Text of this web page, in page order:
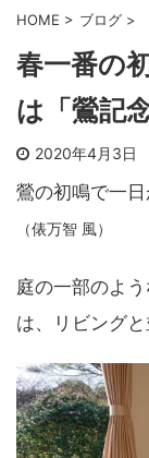
HOME > ブログ >
春一番の
は「鶯記念
2020年4月3日
鶯の初鳴で一
（俵万智 風）
庭の一部のよ
は、リビングと